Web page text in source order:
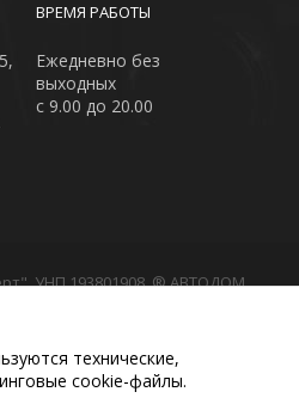
ВРЕМЯ РАБОТЫ
Ежедневно без
выходных
с 9.00 до 20.00
УНП 193801908. ® АВТОДОМ
на то, что данный интернет-
информационный характер
копирование материалов
технические,
сооkіе-файлы.